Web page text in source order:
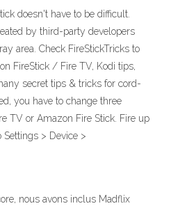
doesn't have to be difficult.
by third-party developers
area. Check FireStickTricks to
FireStick / Fire TV, Kodi tips,
secret tips & tricks for cord-
you have to change three
TV or Amazon Fire Stick. Fire up
> Device >
nous avons inclus Madflix